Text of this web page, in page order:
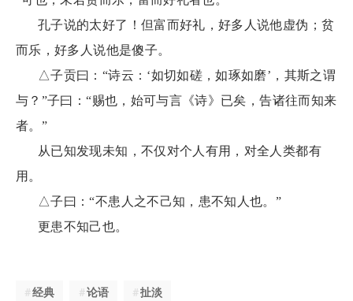
孔子说的太好了！但富而好礼，好多人说他虚伪；贫
而乐，好多人说他是傻子。
△子贡曰：“诗云：‘如切如磋，如琢如磨’，其斯之谓
与？”子曰：“赐也，始可与言《诗》已矣，告诸往而知来
者。”
从已知发现未知，不仅对个人有用，对全人类都有
用。
△子曰：“不患人之不己知，患不知人也。”
更患不知己也。
经典 论语 扯淡